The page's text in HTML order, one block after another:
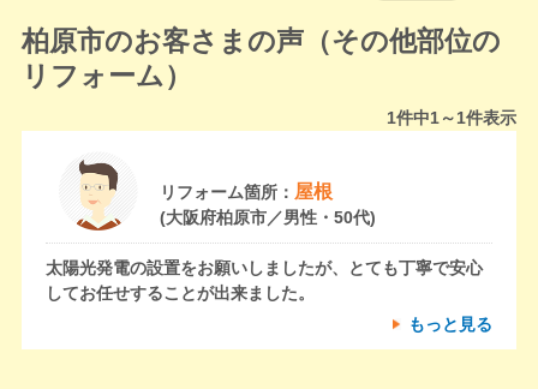
柏原市のお客さまの声（その他部位の
リフォーム）
1件中1～1件表示
リフォーム箇所： 屋根
(大阪府柏原市／男性・50代)
太陽光発電の設置をお願いしましたが、とても丁寧で安心
してお任せすることが出来ました。
もっと見る